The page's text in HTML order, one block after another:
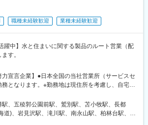
職種未経験歓迎 業種未経験歓迎
躍中】水と住まいに関する製品のルート営業（配
す。
力宣言企業】●日本全国の当社営業所（サービスセ
務となります。※勤務地は現住所を考慮し、自宅か
への配属となります。【北海道・東北エリア】北
県/宮城県/秋田県/山形県/福島県【関東エリア】東
葉県/埼玉県/茨城県/栃木県/群馬県【甲信越エリ
駅、五稜郭公園前駅、鷲別駅、苫小牧駅、長都
道)、岩見沢駅、滝川駅、南永山駅、柏林台駅、釧